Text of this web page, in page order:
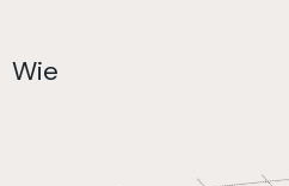
Wie